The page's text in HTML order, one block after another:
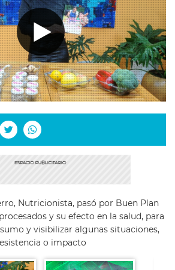
Nutricionista, pasó por Buen Plan
y su efecto en la salud, para
y visibilizar algunas situaciones,
o impacto